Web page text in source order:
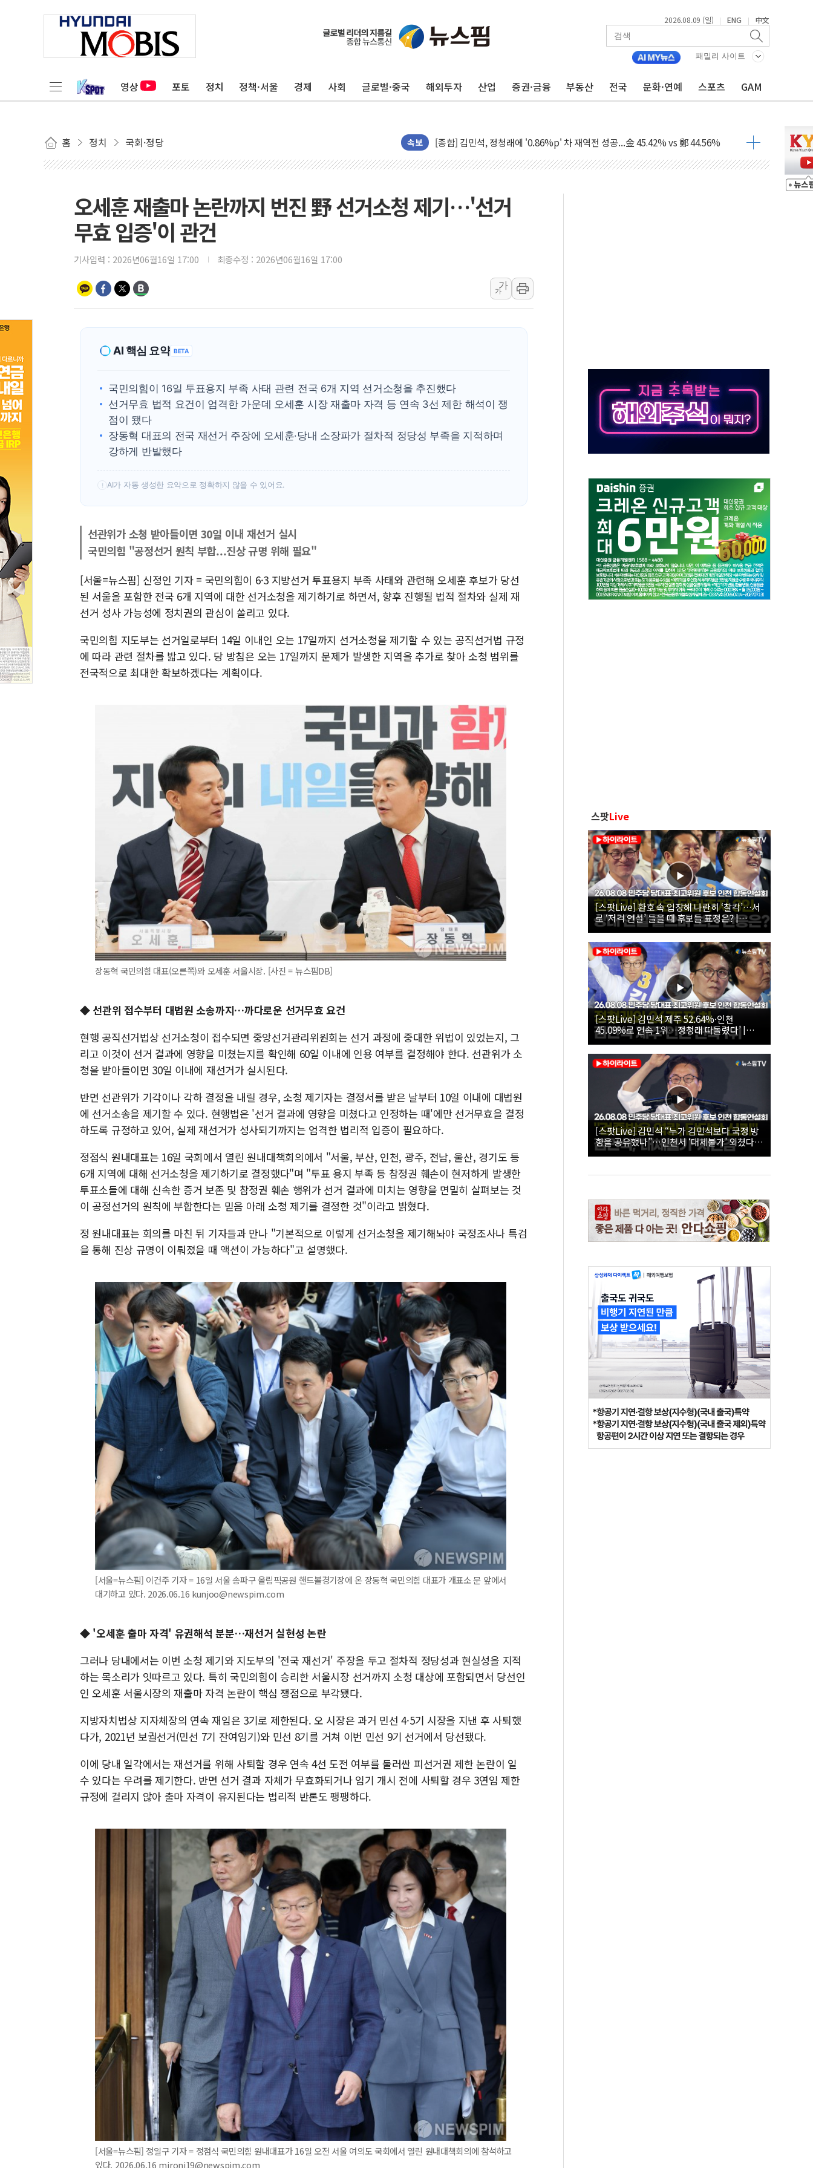
2026.08.09 (일) | ENG | 中文
패밀리 사이트
영상 포토 정치 정책·서울 경제 사회 글로벌·중국 해외투자 산업 증권·금융 부동산 전국 문화·연예 스포츠 GAM
홈 정치 국회·정당 속보
포항시 재난예산 40억 긴급 투입…고수온 양식장 복구·지원 '총력'
울진·영덕 '호우특보'-포항 '산사태 주의보'...경북도, 호우 피해·통제구간 없어
인천 합동연설회 나선 송영길·정청래·김민석 당대표 후보
김민석, 2주차 제주·인천 경선서 정청래에 승리...47.75% vs 42.08%
[속보] 민주, 제주·인천 경선 결과 발표...김민석 47.75% 정청래 42.08%
[속보] 민주, 인천 경선 결과 발표...김민석 45.09% 정청래 43.27% 송영길 11.63%
강릉·동해·삼척 시간당 최대 50㎜ 폭우…강원 동해안 강한 비 이어져
폐기물 수거하다 참변…60대 환경미화원 수거차에 치여 사망
추미애, '위안부' 피해자 기림의 날 참석..."국제적 시민 연대로 목소리 내야"
인천 선재도 갯벌서 해루질 중 실종 60대 나흘만에 숨진 채 발견
인천서 말다툼 중 어머니 흉기 살해 10대 아들 체포
'화합' 꺼낸 김민석에 '뻔뻔' 받아친 정청래…제주 연설서 신경전 고조
오세훈 재출마 논란까지 번진 野 선거소청 제기…'선거
무효 입증'이 관건
기사입력 : 2026년06월16일 17:00 최종수정 : 2026년06월16일 17:00
가
가
AI 핵심 요약 BETA
국민의힘이 16일 투표용지 부족 사태 관련 전국 6개 지역 선거소청을 추진했다
선거무효 법적 요건이 엄격한 가운데 오세훈 시장 재출마 자격 등 연속 3선 제한 해석이 쟁
점이 됐다
장동혁 대표의 전국 재선거 주장에 오세훈·당내 소장파가 절차적 정당성 부족을 지적하며
강하게 반발했다
! AI가 자동 생성한 요약으로 정확하지 않을 수 있어요.
선관위가 소청 받아들이면 30일 이내 재선거 실시
국민의힘 "공정선거 원칙 부합...진상 규명 위해 필요"
[서울=뉴스핌] 신정인 기자 = 국민의힘이 6·3 지방선거 투표용지 부족 사태와 관련해 오세훈 후보가 당선
된 서울을 포함한 전국 6개 지역에 대한 선거소청을 제기하기로 하면서, 향후 진행될 법적 절차와 실제 재
선거 성사 가능성에 정치권의 관심이 쏠리고 있다.
국민의힘 지도부는 선거일로부터 14일 이내인 오는 17일까지 선거소청을 제기할 수 있는 공직선거법 규정
에 따라 관련 절차를 밟고 있다. 당 방침은 오는 17일까지 문제가 발생한 지역을 추가로 찾아 소청 범위를
전국적으로 최대한 확보하겠다는 계획이다.
장동혁 국민의힘 대표(오른쪽)와 오세훈 서울시장. [사진 = 뉴스핌DB]
◆ 선관위 접수부터 대법원 소송까지…까다로운 선거무효 요건
현행 공직선거법상 선거소청이 접수되면 중앙선거관리위원회는 선거 과정에 중대한 위법이 있었는지, 그
리고 이것이 선거 결과에 영향을 미쳤는지를 확인해 60일 이내에 인용 여부를 결정해야 한다. 선관위가 소
청을 받아들이면 30일 이내에 재선거가 실시된다.
반면 선관위가 기각이나 각하 결정을 내릴 경우, 소청 제기자는 결정서를 받은 날부터 10일 이내에 대법원
에 선거소송을 제기할 수 있다. 현행법은 '선거 결과에 영향을 미쳤다고 인정하는 때'에만 선거무효을 결정
하도록 규정하고 있어, 실제 재선거가 성사되기까지는 엄격한 법리적 입증이 필요하다.
정점식 원내대표는 16일 국회에서 열린 원내대책회의에서 "서울, 부산, 인천, 광주, 전남, 울산, 경기도 등
6개 지역에 대해 선거소청을 제기하기로 결정했다"며 "투표 용지 부족 등 참정권 훼손이 현저하게 발생한
투표소들에 대해 신속한 증거 보존 및 참정권 훼손 행위가 선거 결과에 미치는 영향을 면밀히 살펴보는 것
이 공정선거의 원칙에 부합한다는 믿음 아래 소청 제기를 결정한 것"이라고 밝혔다.
정 원내대표는 회의를 마친 뒤 기자들과 만나 "기본적으로 이렇게 선거소청을 제기해놔야 국정조사나 특검
을 통해 진상 규명이 이뤄졌을 때 액션이 가능하다"고 설명했다.
[서울=뉴스핌] 이건주 기자 = 16일 서울 송파구 올림픽공원 핸드볼경기장에 온 장동혁 국민의힘 대표가 개표소 문 앞에서
대기하고 있다. 2026.06.16 kunjoo@newspim.com
◆ '오세훈 출마 자격' 유권해석 분분…재선거 실현성 논란
그러나 당내에서는 이번 소청 제기와 지도부의 '전국 재선거' 주장을 두고 절차적 정당성과 현실성을 지적
하는 목소리가 잇따르고 있다. 특히 국민의힘이 승리한 서울시장 선거까지 소청 대상에 포함되면서 당선인
인 오세훈 서울시장의 재출마 자격 논란이 핵심 쟁점으로 부각됐다.
지방자치법상 지자체장의 연속 재임은 3기로 제한된다. 오 시장은 과거 민선 4·5기 시장을 지낸 후 사퇴했
다가, 2021년 보궐선거(민선 7기 잔여임기)와 민선 8기를 거쳐 이번 민선 9기 선거에서 당선됐다.
이에 당내 일각에서는 재선거를 위해 사퇴할 경우 연속 4선 도전 여부를 둘러싼 피선거권 제한 논란이 일
수 있다는 우려를 제기한다. 반면 선거 결과 자체가 무효화되거나 임기 개시 전에 사퇴할 경우 3연임 제한
규정에 걸리지 않아 출마 자격이 유지된다는 법리적 반론도 팽팽하다.
[서울=뉴스핌] 정일구 기자 = 정점식 국민의힘 원내대표가 16일 오전 서울 여의도 국회에서 열린 원내대책회의에 참석하고
있다. 2026.06.16 mironj19@newspim.com
스팟Live
[스팟Live] 환호 속 입장해 나란히 ‘찰칵’…서
로 ‘저격 연설’ 들을 때 후보들 표정은? |
26.08.08 더불어민주당 당대표·최고위원 후
보 인천 합동연설회
[스팟Live] 김민석 제주 52.64%·인천
45.09%로 연속 1위…정청래 따돌렸다’ |
26.08.08 더불어민주당 당대표·최고위원 후
보 인천 합동연설회
[스팟Live] 김민석 “누가 김민석보다 국정 방
향을 공유했나”…인천서 ‘대체불가’ 외쳤다 |
26.08.08 더불어민주당 당대표·최고위원 후